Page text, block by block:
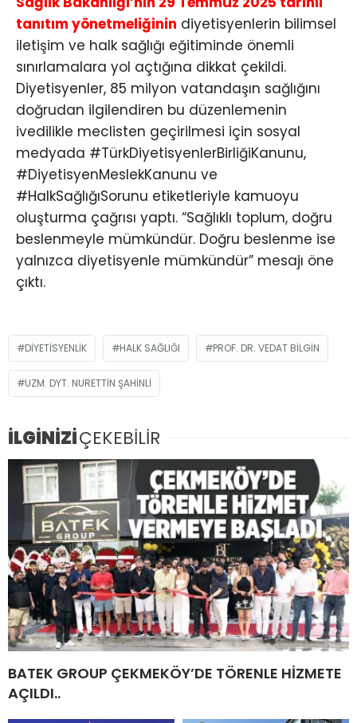
tanıtım yönetmeliğinin diyetisyenlerin bilimsel
iletişim ve halk sağlığı eğitiminde önemli
sınırlamalara yol açtığına dikkat çekildi.
Diyetisyenler, 85 milyon vatandaşın sağlığını
doğrudan ilgilendiren bu düzenlemenin
ivedilikle meclisten geçirilmesi için sosyal
medyada #TürkDiyetisyenlerBirliğiKanunu,
#DiyetisyenMeslekKanunu ve
#HalkSağlığıSorunu etiketleriyle kamuoyu
oluşturma çağrısı yaptı. “Sağlıklı toplum, doğru
beslenmeyle mümkündür. Doğru beslenme ise
yalnızca diyetisyenle mümkündür” mesajı öne
çıktı.
DIYETISYENLIK HALK SAĞLIĞI PROF. DR. VEDAT BILGIN
UZM. DYT. NURETTIN ŞAHINLI
İLGİNİZİÇEKEBİLİR
BATEK GROUP ÇEKMEKÖY’DE TÖRENLE HİZMETE
AÇILDI..